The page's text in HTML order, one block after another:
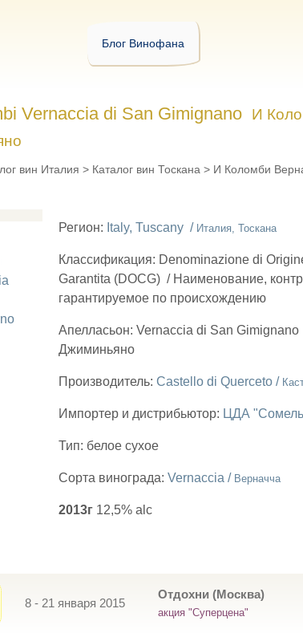
Блог Винофана
Vernaccia di San Gimignano
И
вин Италия > Каталог вин Тоскана >И Коломби
Регион: Italy, Tuscany / Италия, Тоскана
Классификация: Denominazione di
Garantita (DOCG) / Наименование,
гарантируемое по происхождению
Апелласьон: Vernaccia di San Gimignano
Джиминьяно
Производитель: Castello di Querceto /
Импортер и дистрибьютор: ЦДА
Тип: белое сухое
Сорта винограда: Vernaccia / Верначча
2013г 12,5% alc
8 - 21 января 2015
Отдохни (Москва)
акция "Суперцена"